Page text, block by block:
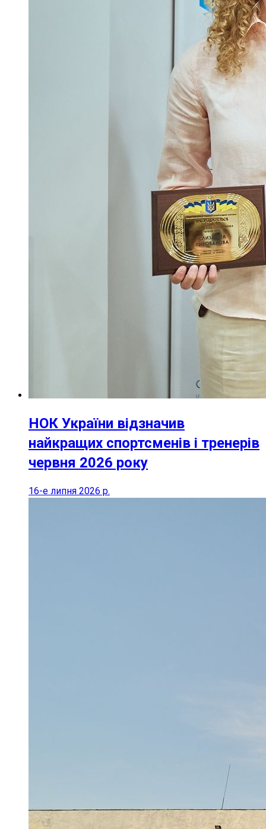
НОК України відзначив
найкращих спортсменів і тренерів
червня 2026 року
16-е липня 2026 р.